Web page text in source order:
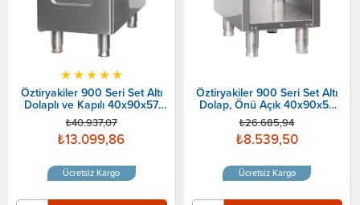
Öztiryakiler 900 Seri Set Altı
Dolaplı ve Kapılı 40x90x57
Cm
★★★★★
₺13.099,86
₺40.937,07
Ücretsiz Kargo
Öztiryakiler 900 Seri Set Altı
Dolap, Önü Açık 40x90x57
Cm
₺8.539,50
₺26.685,94
Ücretsiz Kargo